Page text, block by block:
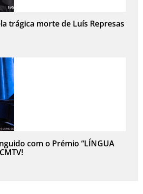
trágica morte de Luís Represas
com o Prémio “LÍNGUA